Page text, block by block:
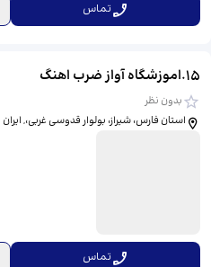
تماس
15
.اموزشگاه آواز ضرب اهنگ
بدون نظر
استان فارس، شیراز، بولوار قدوسی غربی،, ایران
تماس